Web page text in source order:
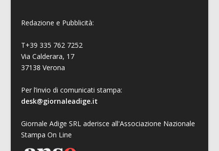
Redazione e Pubblicità:
T+39 335 762 7252
Via Calderara, 17
37138 Verona
Per l’invio di comunicati stampa:
desk@giornaleadige.it
Giornale Adige SRL aderisce all'Associazione Nazionale
Stampa On Line